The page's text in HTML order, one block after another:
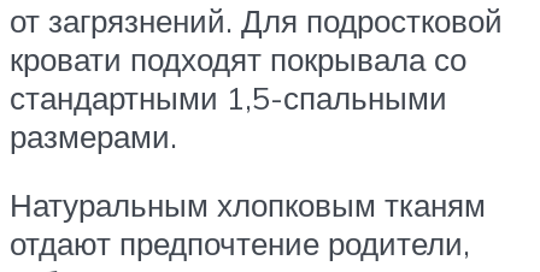
от загрязнений. Для подростковой
кровати подходят покрывала со
стандартными 1,5-спальными
размерами.
Натуральным хлопковым тканям
отдают предпочтение родители,